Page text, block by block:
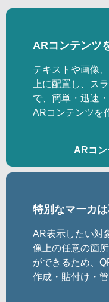
ARコンテンツ
テキストや画像
上に配置し、ス
で、簡単・迅速
ARコンテンツを
ARコ
特別なマーカ
AR表示したい対
像上の任意の箇
ができるため、
作成・貼付け・